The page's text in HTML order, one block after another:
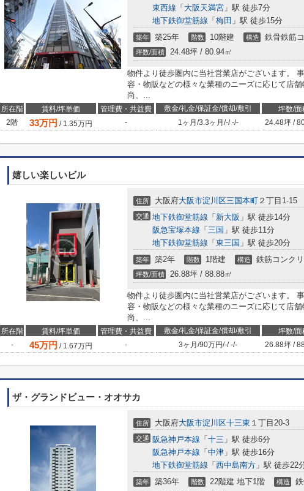
東西線 「 大阪天満宮 」駅 徒歩7分
地下鉄御堂筋線 「 梅田 」駅 徒歩15分
築年 築25年 階数 10階建 構造 鉄骨鉄筋
坪数/面積 24.48坪 / 80.94㎡
物件より徒歩圏内に当社営業店がございます。
容・物販などの様々な業種のニーズに応じて店舗
尚、...
所在階 賃料/坪単価 管理費・共益費 敷金/礼金/保証金/償却/敷引 坪数/面
2階
33万円 / 1.35万円 - 1ヶ月 /3.3ヶ月 /-/-/- 24.48坪 /
嬉しい楽しいビル
住所 大阪府大阪市淀川区三国本町 ２丁目1-15
交通 地下鉄御堂筋線 「 新大阪 」駅 徒歩14分
阪急宝塚本線 「 三国 」駅 徒歩11分
地下鉄御堂筋線 「 東三国 」駅 徒歩20分
築年 築2年 階数 1階建 構造 鉄筋コンク
坪数/面積 26.88坪 / 88.88㎡
物件より徒歩圏内に当社営業店がございます。
容・物販などの様々な業種のニーズに応じて店舗
尚、...
所在階 賃料/坪単価 管理費・共益費 敷金/礼金/保証金/償却/敷引 坪数/面
-
45万円 / 1.67万円 - 3ヶ月 /90万円/-/-/- 26.88坪 /
ザ・グランドビュー・オオサカ
住所 大阪府大阪市淀川区十三東 １丁目20-3
交通 阪急神戸本線 「 十三 」駅 徒歩6分
阪急神戸本線 「 中津 」駅 徒歩16分
地下鉄御堂筋線 「 西中島南方 」駅 徒歩22
築年 築36年 階数 22階建 地下1階 構造